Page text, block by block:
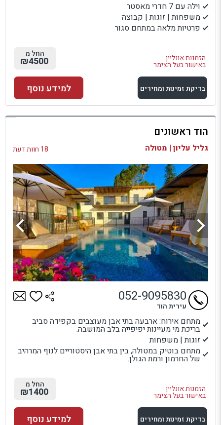
וילה עם 7 חדרי מאסטר
משפחות | זוגות | קבוצה
פרטיות מלאה במתחם סגור
הזמנות אונליין
באישור בעל הצימר
החל מ
₪4500
בדיקת זמינות ומחירים
למתחם זה
בדיקת זמינות ומחירים
למידע נוסף
הוד ראשונים
גליל עליון | מטולה 18 חוות דעת
מתחם אירוח: ארבעה בתי אבן מעוצבים בקפידה סביב
בריכת מי מעיינות יפיפייה בלב המושבה.
זוגות | משפחות
מתחם בוטיק במטולה, בין בתי אבן היסטוריים לנוף המרהיב
של החרמון ורמת הגולן.
הזמנות אונליין
באישור בעל הצימר
052-9095830
עירית הוד
החל מ
₪1400
בדיקת זמינות ומחירים למידע נוסף